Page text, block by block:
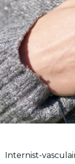
Internist-